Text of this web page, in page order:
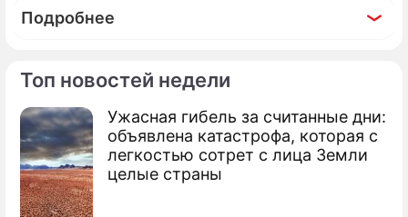
Топ новостей недели
Ужасная гибель за считанные дни:
объявлена катастрофа, которая с
легкостью сотрет с лица Земли
целые страны
Подробнее
По теме
Продолжение: Госдума дает
владельцам капиталов второй